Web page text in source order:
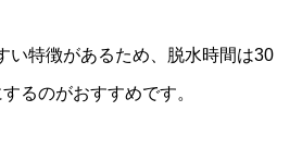
い特徴があるため、脱水時間は30
るのがおすすめです。